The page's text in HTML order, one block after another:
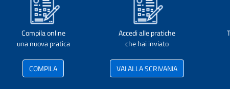
Compila online
una nuova pratica
COMPILA
Accedi alle pratiche
che hai inviato
VAI ALLA SCRIVANIA